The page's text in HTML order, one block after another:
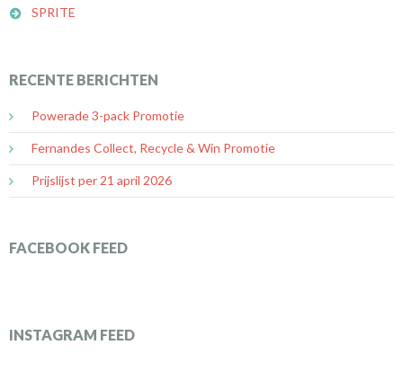
SPRITE
RECENTE BERICHTEN
Powerade 3-pack Promotie
Fernandes Collect, Recycle & Win Promotie
Prijslijst per 21 april 2026
FACEBOOK FEED
INSTAGRAM FEED